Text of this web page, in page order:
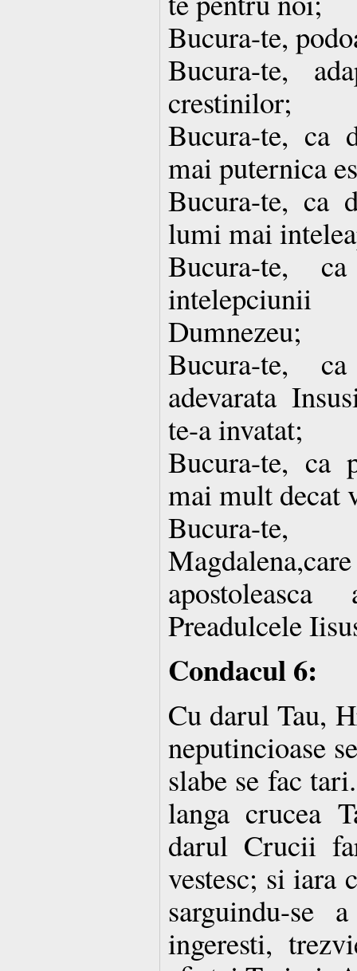
Bucura-te,
Bucura-te,
crestinilor;
Bucura-te, ca
mai puternica
Bucura-te, ca
lumi mai
Bucura-te,
Dumnezeu;
Bucura-te,
adevarata
te-a invatat;
Bucura-te, ca
mai mult decat
Bucura-
Preadulcele
Condacul 6:
Cu darul Tau,
neputincioase
slabe se fac
langa crucea
darul Crucii
vestesc; si iara
sarguindu-se
ingeresti,